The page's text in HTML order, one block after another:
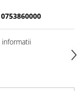
0753860000